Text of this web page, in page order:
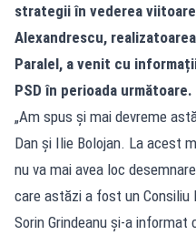
strategii în vederea
Alexandrescu,
Paralel, a venit cu
PSD în perioada următoare.
„Am spus și mai devreme
Dan și Ilie Bolojan. La acest
nu va mai avea loc
care astăzi a fost un Consiliu
Sorin Grindeanu și-a